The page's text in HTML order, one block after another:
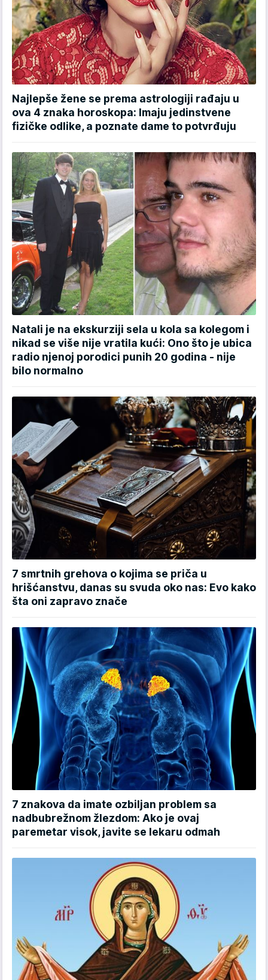
Najlepše žene se prema astrologiji rađaju u
ova 4 znaka horoskopa: Imaju jedinstvene
fizičke odlike, a poznate dame to potvrđuju
Natali je na ekskurziji sela u kola sa kolegom i
nikad se više nije vratila kući: Ono što je ubica
radio njenoj porodici punih 20 godina - nije
bilo normalno
7 smrtnih grehova o kojima se priča u
hrišćanstvu, danas su svuda oko nas: Evo kako
šta oni zapravo znače
7 znakova da imate ozbiljan problem sa
nadbubrežnom žlezdom: Ako je ovaj
paremetar visok, javite se lekaru odmah